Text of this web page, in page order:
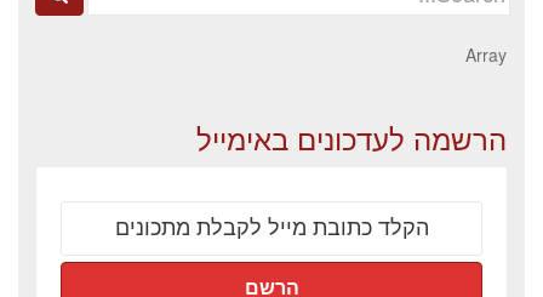
Array
הרשמה לעדכונים באימייל